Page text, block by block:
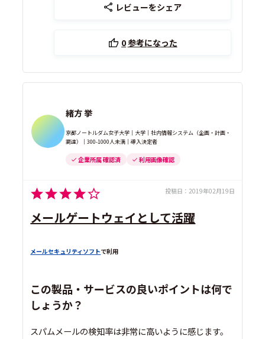
レビューをシェア
0参考になった
緒方 挙
京都ノートルダム女子大学｜大学｜社内情報システム（企画・計画・
調達）｜300-1000人未満｜導入決定者
企業所属 確認済 利用画像確認
投稿日： 2019年02月19日
メールゲートウェイとして活躍
メールセキュリティソフトで利用
この製品・サービスの良いポイントは何で
しょうか？
スパムメールの検知率は非常に高いように感じます。